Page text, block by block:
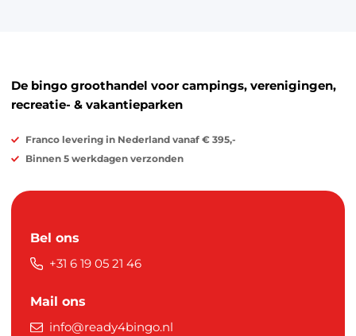
De bingo groothandel voor campings, verenigingen,
recreatie- & vakantieparken
Franco levering in Nederland vanaf € 395,-
Binnen 5 werkdagen verzonden
Bel ons
+31 6 19 05 21 46
Mail ons
info@ready4bingo.nl